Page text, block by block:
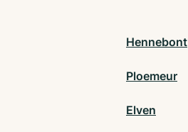
Hennebont
Ploemeur
Elven